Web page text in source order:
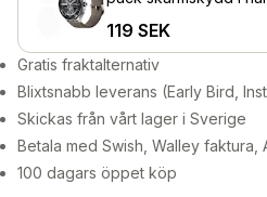
119 SEK
Gratis fraktalternativ
Blixtsnabb leverans (Early Bird,
Skickas från vårt lager i Sverige
Betala med Swish, Walley faktura,
100 dagars öppet köp